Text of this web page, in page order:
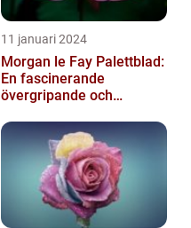
11 januari 2024
Morgan le Fay Palettblad:
En fascinerande
övergripande och